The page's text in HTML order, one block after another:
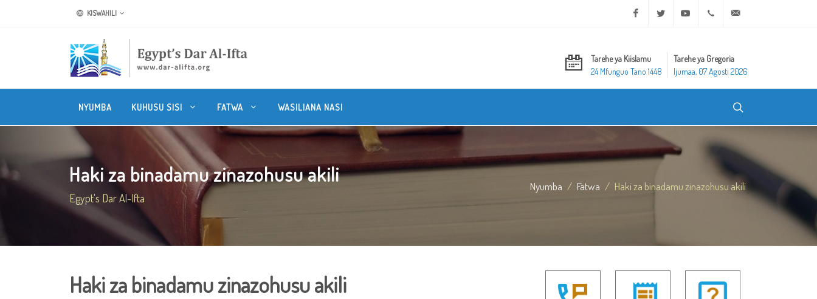
KISWAHILI Facebook Twitter Youtube +20 2 25970400
Tarehe ya Kiislamu
24 Mfunguo Tano 1448
Tarehe ya Gregoria
Ijumaa, 07 Agosti 2026
NYUMBA KUHUSU SISI FATWA WASILIANA NASI
Haki za binadamu zinazohusu akili
Egypt's Dar Al-Ifta
Nyumba Fatwa Haki za binadamu zinazohusu akili
Haki za binadamu zinazohusu akili